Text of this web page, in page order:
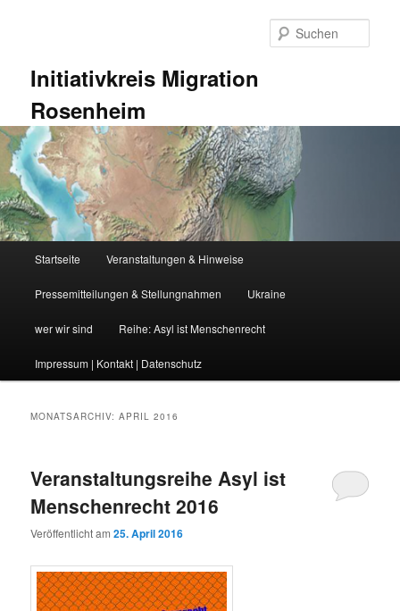
Initiativkreis Migration
Rosenheim
Startseite Veranstaltungen & Hinweise
Pressemitteilungen & Stellungnahmen Ukraine
wer wir sind Reihe: Asyl ist Menschenrecht
Impressum | Kontakt | Datenschutz
MONATSARCHIV:APRIL 2016
Veranstaltungsreihe Asyl ist
Menschenrecht 2016
Veröffentlicht am25. April 2016